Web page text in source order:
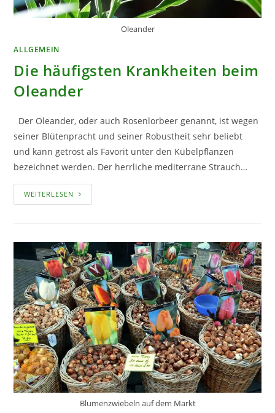
Oleander
ALLGEMEIN
Die häufigsten Krankheiten beim
Oleander
Der Oleander, oder auch Rosenlorbeer genannt, ist wegen
seiner Blütenpracht und seiner Robustheit sehr beliebt
und kann getrost als Favorit unter den Kübelpflanzen
bezeichnet werden. Der herrliche mediterrane Strauch…
WEITERLESEN DIE
HÄUFIGSTEN
Blumenzwiebeln auf dem Markt